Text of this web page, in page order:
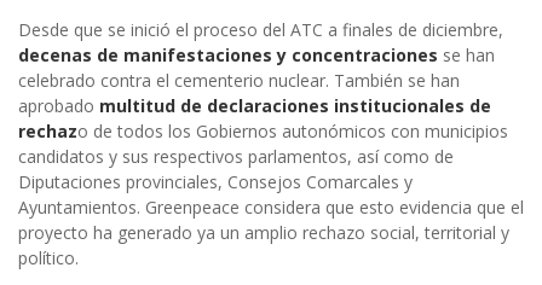
Desde que se inició el proceso del ATC a finales de diciembre,
decenas de manifestaciones y concentraciones se han
celebrado contra el cementerio nuclear. También se han
aprobado multitud de declaraciones institucionales de
rechazo de todos los Gobiernos autonómicos con municipios
candidatos y sus respectivos parlamentos, así como de
Diputaciones provinciales, Consejos Comarcales y
Ayuntamientos. Greenpeace considera que esto evidencia que el
proyecto ha generado ya un amplio rechazo social, territorial y
político.